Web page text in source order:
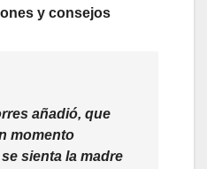
y consejos
añadió, que
momento
sienta la madre